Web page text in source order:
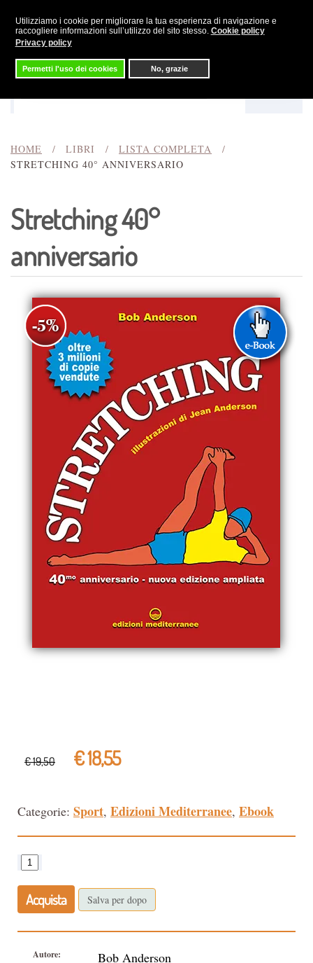
Utilizziamo i cookie per migliorare la tua esperienza di navigazione e
raccogliere informazioni sull’utilizzo del sito stesso. Cookie policy
Privacy policy
Permetti l'uso dei cookies No, grazie
Skip to main content
HOME LIBRI
LISTA COMPLETA
STRETCHING 40° ANNIVERSARIO
Stretching 40°
anniversario
€ 19,50 € 18,55
Categorie: Sport, Edizioni Mediterranee, Ebook
Acquista Salva per dopo
Autore: Bob Anderson